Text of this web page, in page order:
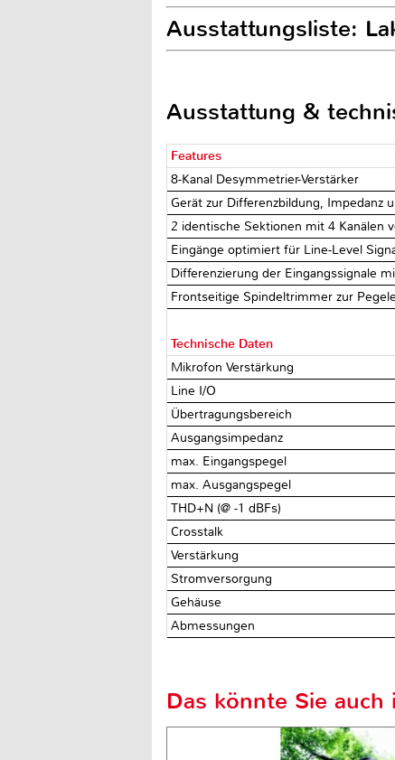
Ausstattungsliste:
Ausstattung &
Features
8-Kanal Desymmetrier-Verstärker
Gerät zur Differenzbildung, Impedanz
2 identische Sektionen mit 4 Kanälen
Eingänge optimiert für Line-Level
Differenzierung der Eingangssignale
Frontseitige Spindeltrimmer zur
Technische Daten
Mikrofon Verstärkung
Line I/O
Übertragungsbereich
Ausgangsimpedanz
max. Eingangspegel
max. Ausgangspegel
THD+N (@ -1 dBFs)
Crosstalk
Verstärkung
Stromversorgung
Gehäuse
Abmessungen
Das könnte Sie auch